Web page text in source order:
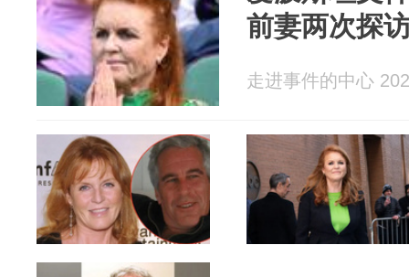
前妻两次探
走进事件的中心